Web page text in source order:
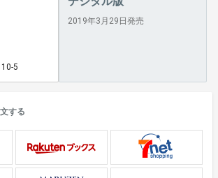
5
2019年3月29日発売
する